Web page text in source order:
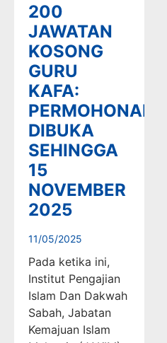
200
JAWATAN
KOSONG
GURU
KAFA:
PERMOHONAN
DIBUKA
SEHINGGA
15
NOVEMBER
2025
11/05/2025
Pada ketika ini,
Institut Pengajian
Islam Dan Dakwah
Sabah, Jabatan
Kemajuan Islam